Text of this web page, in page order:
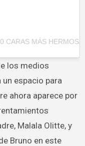
CARAS MÁS
los medios
espacio para
ahora aparece por
Malala Olitte, y
Bruno en este